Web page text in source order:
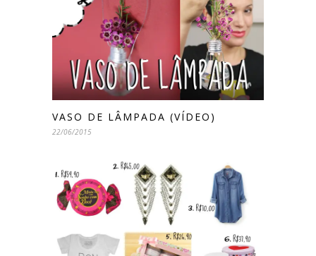
VASO DE LÂMPADA (VÍDEO)
22/06/2015